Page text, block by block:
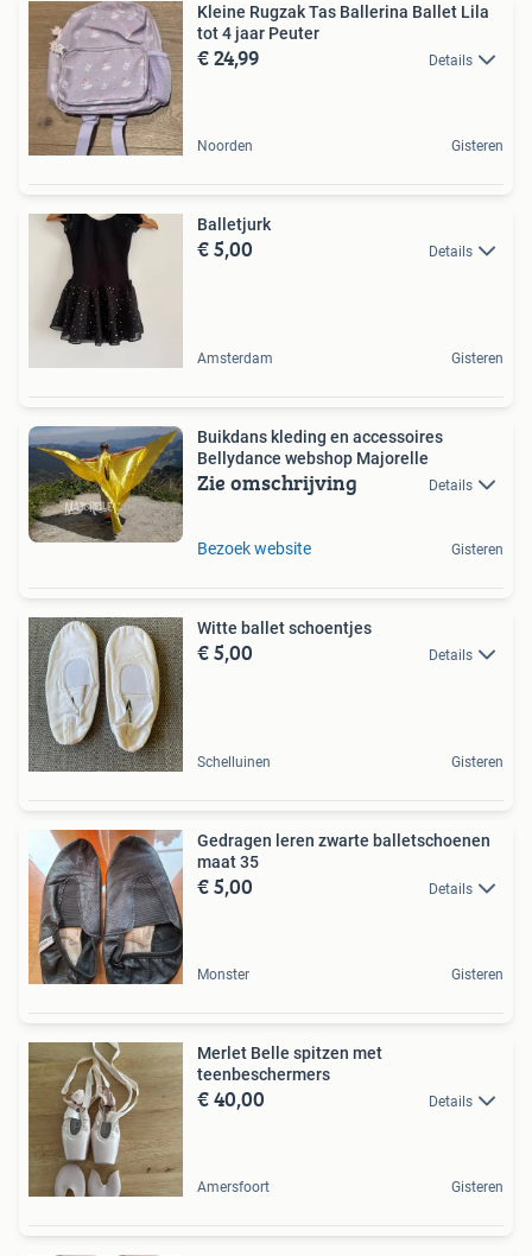
Kleine Rugzak Tas Ballerina Ballet Lila
tot 4 jaar Peuter
€ 24,99 Details
Noorden Gisteren
Balletjurk
€ 5,00 Details
Amsterdam Gisteren
Buikdans kleding en accessoires
Bellydance webshop Majorelle
Zie omschrijving Details
Bezoek website Gisteren
Witte ballet schoentjes
€ 5,00 Details
Schelluinen Gisteren
Gedragen leren zwarte balletschoenen
maat 35
€ 5,00 Details
Monster Gisteren
Merlet Belle spitzen met
teenbeschermers
€ 40,00 Details
Amersfoort Gisteren